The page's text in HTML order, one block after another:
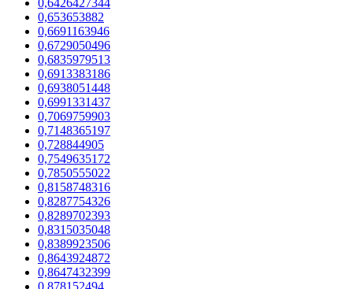
0,6426427344
0,653653882
0,6691163946
0,6729050496
0,6835979513
0,6913383186
0,6938051448
0,6991331437
0,7069759903
0,7148365197
0,728844905
0,7549635172
0,7850555022
0,8158748316
0,8287754326
0,8289702393
0,8315035048
0,8389923506
0,8643924872
0,8647432399